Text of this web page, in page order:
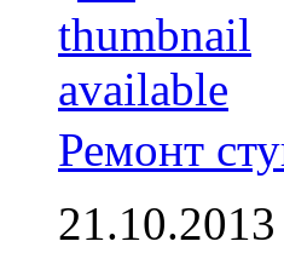
Ремонт
21.10.2013